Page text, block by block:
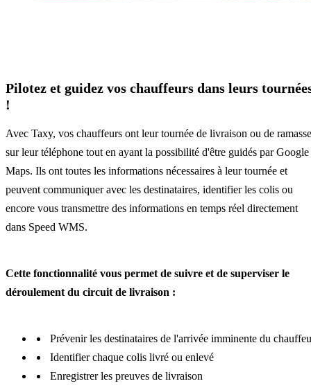
Pilotez et guidez vos chauffeurs dans leurs
!
Avec Taxy, vos chauffeurs ont leur tournée de livraison ou de ramasse
sur leur téléphone tout en ayant la possibilité d'être guidés par Google
Maps. Ils ont toutes les informations nécessaires à leur tournée et
peuvent communiquer avec les destinataires, identifier les colis ou
encore vous transmettre des informations en temps réel directement
dans Speed WMS.
Cette fonctionnalité vous permet de suivre et de superviser le
déroulement du circuit de livraison :
Prévenir les destinataires de l'arrivée imminente du
Identifier chaque colis livré ou enlevé
Enregistrer les preuves de livraison